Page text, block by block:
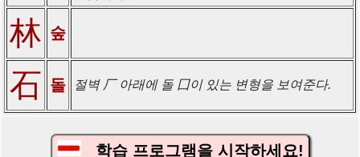
林 숲
石 돌 절벽 厂 아래에 돌 囗이 있는 변형을 보여준다.
학습 프로그램을 시작하세요!